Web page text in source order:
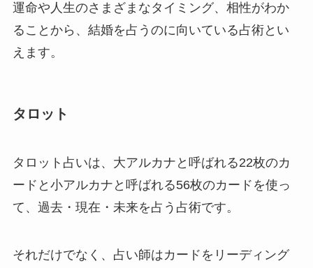
運命や人生のさまざまなタイミング、相性がわか
ることから、結婚を占うのに向いている占術とい
えます。
タロット
タロット占いは、大アルカナと呼ばれる22枚のカ
ードと小アルカナと呼ばれる56枚のカードを使っ
て、過去・現在・未来を占う占術です。
それだけでなく、占い師はカードをリーディング